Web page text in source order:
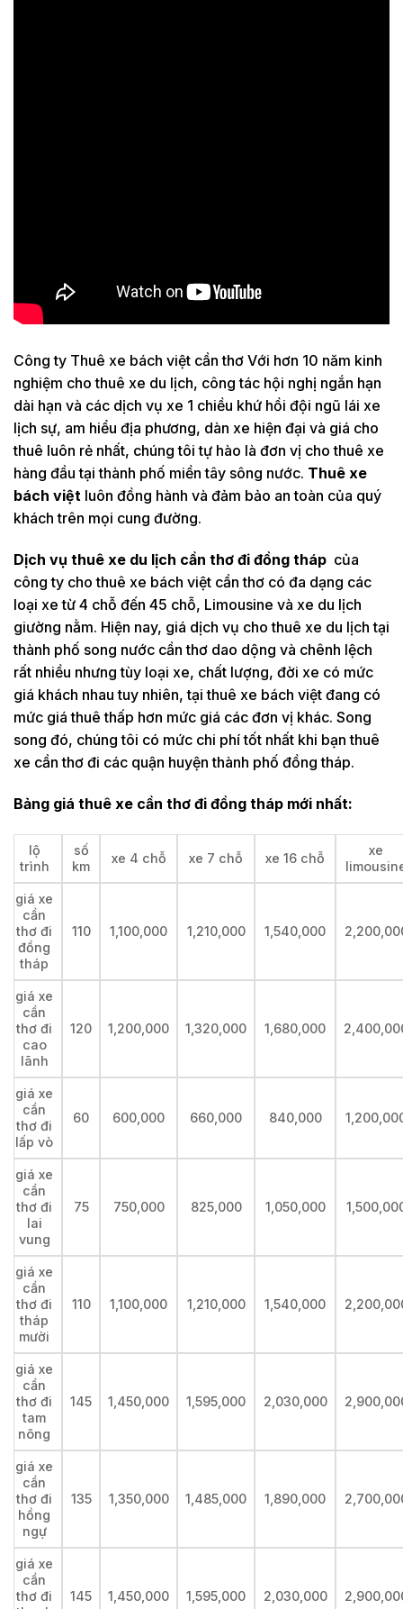
Công ty Thuê xe bách việt cần thơ Với hơn 10 năm kinh
nghiệm cho thuê xe du lịch, công tác hội nghị ngắn hạn
dài hạn và các dịch vụ xe 1 chiều khứ hồi đội ngũ lái xe
lịch sự, am hiểu địa phương, dàn xe hiện đại và giá cho
thuê luôn rẻ nhất, chúng tôi tự hào là đơn vị cho thuê xe
hàng đầu tại thành phố miền tây sông nước. Thuê xe
bách việt luôn đồng hành và đảm bảo an toàn của quý
khách trên mọi cung đường.
Dịch vụ thuê xe du lịch cần thơ đi đồng tháp của
công ty cho thuê xe bách việt cần thơ có đa dạng các
loại xe từ 4 chỗ đến 45 chỗ, Limousine và xe du lịch
giường nằm. Hiện nay, giá dịch vụ cho thuê xe du lịch tại
thành phố song nước cần thơ dao dộng và chênh lệch
rất nhiều nhưng tùy loại xe, chất lượng, đời xe có mức
giá khách nhau tuy nhiên, tại thuê xe bách việt đang có
mức giá thuê thấp hơn mức giá các đơn vị khác. Song
song đó, chúng tôi có mức chi phí tốt nhất khi bạn thuê
xe cần thơ đi các quận huyện thành phố đồng tháp.
Bảng giá thuê xe cần thơ đi đồng tháp mới nhất:
lộ
trình
số
km
xe 4 chỗ xe 7 chỗ xe 16 chỗ
xe
giá xe
cần
thơ đi
đồng
tháp
110 1,100,000 1,210,000 1,540,000
giá xe
cần
thơ đi
cao
lãnh
120 1,200,000 1,320,000 1,680,000
giá xe
cần
thơ đi
lấp vò
60 600,000 660,000 840,000
giá xe
cần
thơ đi
lai
vung
75 750,000 825,000 1,050,000
giá xe
cần
thơ đi
tháp
mười
110 1,100,000 1,210,000 1,540,000
giá xe
cần
thơ đi
tam
nông
145 1,450,000 1,595,000 2,030,000
giá xe
cần
thơ đi
hồng
ngự
135 1,350,000 1,485,000 1,890,000
giá xe
cần
thơ đi
145 1,450,000 1,595,000 2,030,000